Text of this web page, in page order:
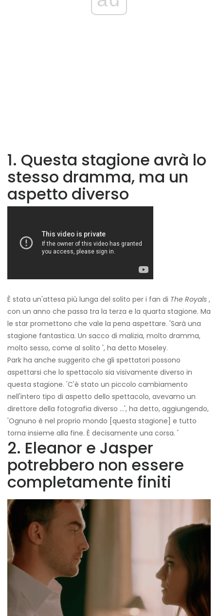
1. Questa stagione avrà lo
stesso dramma, ma un
aspetto diverso
È stata un'attesa più lunga del solito per i fan di The Royals ,
con un anno che passa tra la terza e la quarta stagione. Ma
le star promettono che vale la pena aspettare. 'Sarà una
stagione fantastica. Un sacco di malizia, molto dramma,
molto sesso, come al solito ', ha detto Moseley.
Park ha anche suggerito che gli spettatori possono
aspettarsi che lo spettacolo sia visivamente diverso in
questa stagione. 'C'è stato un piccolo cambiamento
nell'intero tipo di aspetto dello spettacolo, avevamo un
direttore della fotografia diverso ...', ha detto, aggiungendo,
'Ognuno è nel proprio mondo [questa stagione] e tutto
torna insieme alla fine. È decisamente una corsa. '
2. Eleanor e Jasper
potrebbero non essere
completamente finiti